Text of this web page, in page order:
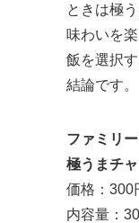
ときは極
味わいを
飯を選択
結論です。
ファミリ
極うまチ
価格：300
内容量：